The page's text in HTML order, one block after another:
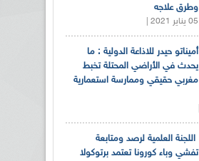
وطرق علاجه
05 يناير 2021 |
أميناتو حيدر للاذاعة الدولية : ما
يحدث في الأراضي المحتلة تخبط
مغربي حقيقي وممارسة استعمارية
اللجنة العلمية لرصد ومتابعة
تفشي وباء كورونا تعتمد برتوكولا